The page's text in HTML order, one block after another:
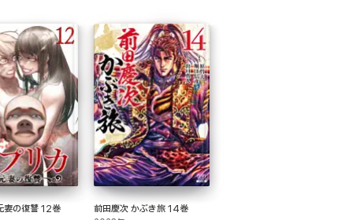
妻の復讐 12巻 前田慶次 かぶき旅 14巻